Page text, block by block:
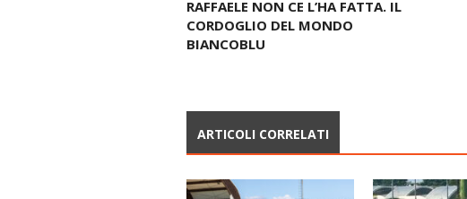
RAFFAELE NON CE L’HA FATTA. IL
CORDOGLIO DEL MONDO
BIANCOBLU
ARTICOLI CORRELATI